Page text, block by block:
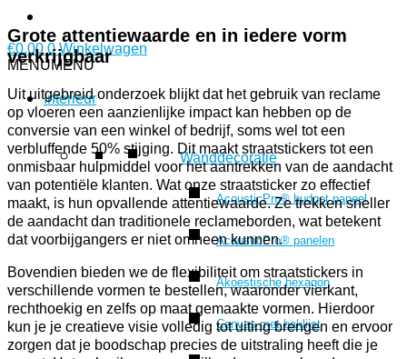
€0,00 0 Winkelwagen
MENUMENU
Interieur
Wanddecoratie
AcousticPro® budget paneel
AcousticPro® panelen
Akoestische hexagon
Canvas met baklijst
Grote attentiewaarde en in iedere vorm
verkrijgbaar
Uit uitgebreid onderzoek blijkt dat het gebruik van reclame
op vloeren een aanzienlijke impact kan hebben op de
conversie van een winkel of bedrijf, soms wel tot een
verbluffende 50% stijging. Dit maakt straatstickers tot een
onmisbaar hulpmiddel voor het aantrekken van de aandacht
van potentiële klanten. Wat onze straatsticker zo effectief
maakt, is hun opvallende attentiewaarde. Ze trekken sneller
de aandacht dan traditionele reclameborden, wat betekent
dat voorbijgangers er niet omheen kunnen.
Bovendien bieden we de flexibiliteit om straatstickers in
verschillende vormen te bestellen, waaronder vierkant,
rechthoekig en zelfs op maat gemaakte vormen. Hierdoor
kun je je creatieve visie volledig tot uiting brengen en ervoor
zorgen dat je boodschap precies de uitstraling heeft die je